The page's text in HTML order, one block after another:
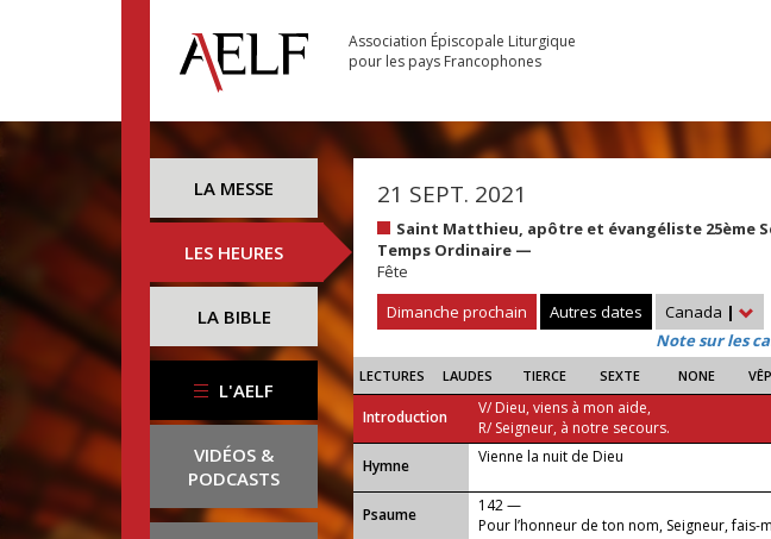
Association Épiscopale Liturgique
pour les pays Francophones
LA MESSE
LES HEURES
LA BIBLE
L'AELF
VIDÉOS &
PODCASTS
21 SEPT. 2021
Saint Matthieu, apôtre et évangéliste 25ème
Temps Ordinaire —
Fête
Dimanche prochain
Autres dates Canada |
Note sur les
LECTURES LAUDES TIERCE SEXTE NONE
Introduction
V/ Dieu, viens à mon aide,
R/ Seigneur, à notre secours.
...
Hymne Vienne la nuit de Dieu
Psaume
142 —
Pour l’honneur de ton nom, Seigneur, fais-